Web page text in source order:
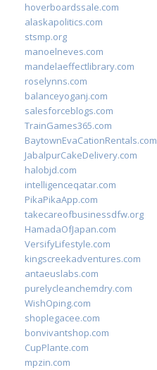
hoverboardssale.com
alaskapolitics.com
stsmp.org
manoelneves.com
mandelaeffectlibrary.com
roselynns.com
balanceyoganj.com
salesforceblogs.com
TrainGames365.com
BaytownEvaCationRentals.com
JabalpurCakeDelivery.com
halobjd.com
intelligenceqatar.com
PikaPikaApp.com
takecareofbusinessdfw.org
HamadaOfJapan.com
VersifyLifestyle.com
kingscreekadventures.com
antaeuslabs.com
purelycleanchemdry.com
WishOping.com
shoplegacee.com
bonvivantshop.com
CupPlante.com
mpzin.com